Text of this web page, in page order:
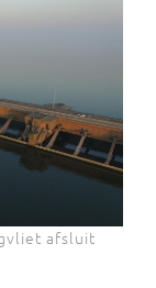
afsluit